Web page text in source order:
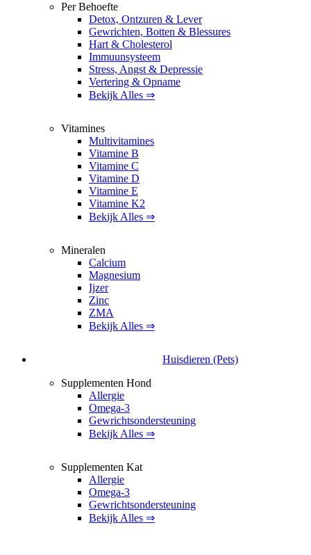
Per Behoefte
Detox, Ontzuren & Lever
Gewrichten, Botten & Blessures
Hart & Cholesterol
Immuunsysteem
Stress, Angst & Depressie
Vertering & Opname
Bekijk Alles ⇒
Vitamines
Multivitamines
Vitamine B
Vitamine C
Vitamine D
Vitamine E
Vitamine K2
Bekijk Alles ⇒
Mineralen
Calcium
Magnesium
Ijzer
Zinc
ZMA
Bekijk Alles ⇒
Huisdieren (Pets)
Supplementen Hond
Allergie
Omega-3
Gewrichtsondersteuning
Bekijk Alles ⇒
Supplementen Kat
Allergie
Omega-3
Gewrichtsondersteuning
Bekijk Alles ⇒